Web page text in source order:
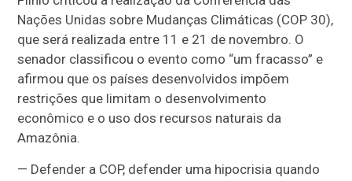
Nações Unidas sobre Mudanças Climáticas (COP 30),
que será realizada entre 11 e 21 de novembro. O
senador classificou o evento como “um fracasso” e
afirmou que os países desenvolvidos impõem
restrições que limitam o desenvolvimento
econômico e o uso dos recursos naturais da
Amazônia.
— Defender a COP, defender uma hipocrisia quando